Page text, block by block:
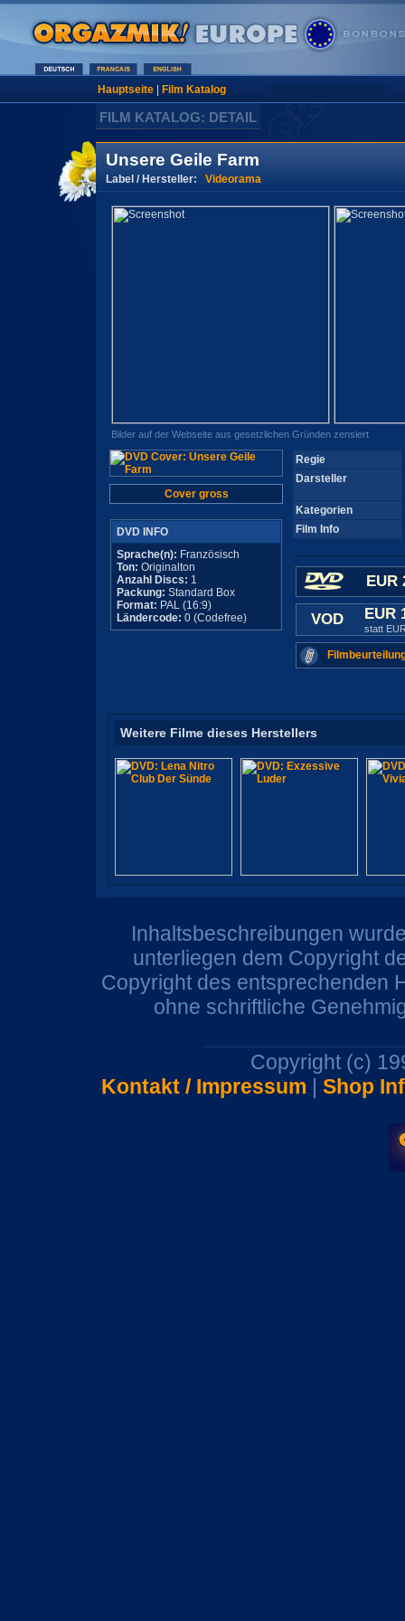
Hauptseite| Film Katalog
FILM KATALOG: DETAIL
Unsere Geile Farm
Label / Hersteller: Videorama
Bilder auf der Webseite aus gesetzlichen Gründen zensiert
Cover gross
DVD INFO
Sprache(n): Französisch
Ton: Originalton
Anzahl Discs: 1
Packung: Standard Box
Format: PAL (16:9)
Ländercode: 0 (Codefree)
Regie
Darsteller
Kategorien
Film Info
EUR
VOD EUR
statt
Weitere Filme dieses Herstellers
Inhaltsbeschreibungen
unterliegen dem Copyright
Copyright des entsprechenden
ohne schriftliche
Copyright (c)
Kontakt / Impressum | Shop